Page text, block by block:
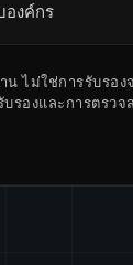
องค์กร
น ไม่ใช่การรับร
บรองและการตรว